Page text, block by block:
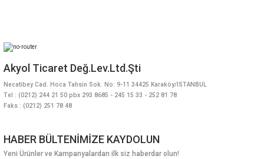
Akyol Ticaret Değ.Lev.Ltd.Şti
Necatibey Cad. Hoca Tahsin Sok. No: 9-11 34425 Karaköy/İSTANBUL
Tel : (0212) 244 21 50 pbx 293 8685 - 245 15 33 - 252 81 78
Faks : (0212) 251 78 48
HABER BÜLTENİMİZE KAYDOLUN
Yeni Ürünler ve Kampanyalardan ilk siz haberdar olun!